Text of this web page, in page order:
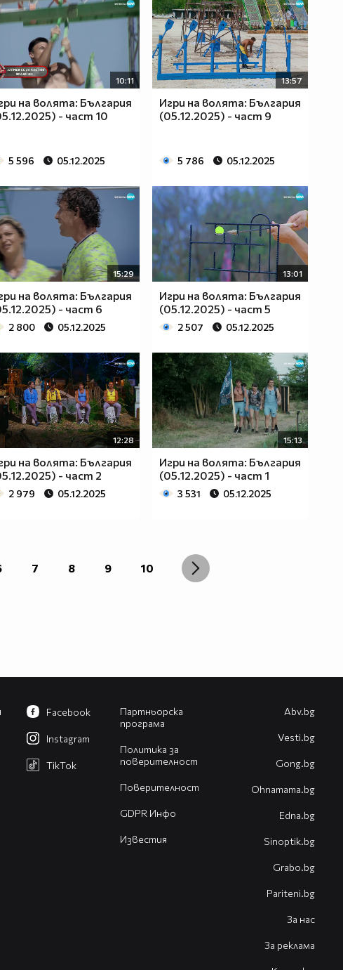
10:11
на волята: България
- част 10
5 596 05.12.2025
13:57
Игри на волята: България
(05.12.2025) - част 9
5 786 05.12.2025
15:29
на волята: България
- част 6
2 800 05.12.2025
13:01
Игри на волята: България
(05.12.2025) - част 5
2 507 05.12.2025
12:28
на волята: България
- част 2
2 979 05.12.2025
15:13
Игри на волята: България
(05.12.2025) - част 1
3 531 05.12.2025
7 8 9 10
Партньорска
програма
Политика за
поверителност
Поверителност
GDPR Инфо
Известия
Facebook
Instagram
TikTok
Abv.bg
Vesti.bg
Gong.bg
Оhnamama.bg
Edna.bg
Sinoptik.bg
Grabo.bg
Pariteni.bg
За нас
За реклама